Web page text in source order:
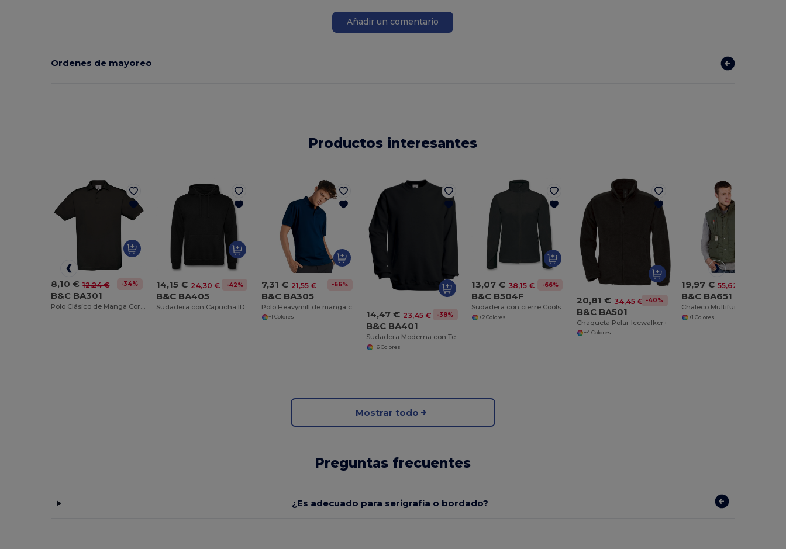
Añadir un comentario
Ordenes de mayoreo
Productos interesantes
8,10 € 12,24 € -34%
B&C BA301
14,15 € 24,30 € -42%
B&C BA405
Sudadera con Capucha ID.003
7,31 € 21,55 € -66%
B&C BA305
+1 Colores 14,47 € 23,45 € -38%
B&C BA401
Sudadera Moderna con Tecnología PST
+6 Colores
13,07 € 38,15 € -66%
B&C B504F
Sudadera con cierre Coolstar
+2 Colores
20,81 € 34,45 € -40%
B&C BA501
Chaqueta Polar Icewalker+
+4 Colores
19,97 € 55,62 €
B&C BA651
+1 Colores
Mostrar todo
Preguntas frecuentes
¿Es adecuado para serigrafía o bordado?